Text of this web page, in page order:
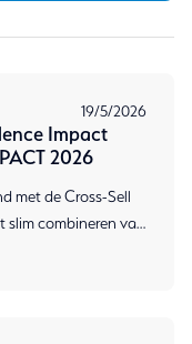
19/5/2026
Impact
2026
met de Cross-Sell
slim combineren van